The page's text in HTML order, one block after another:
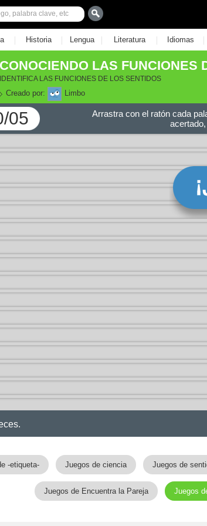
| Historia | Lengua | Literatura | Idiomas |
CONOCIENDO LAS FUNCIONES
IDENTIFICA LAS FUNCIONES DE LOS SENTIDOS
Creado por: Limbo
05
Arrastra con el ratón cada
-etiqueta- Juegos de ciencia Juegos de
Juegos de Encuentra la Pareja Juegos